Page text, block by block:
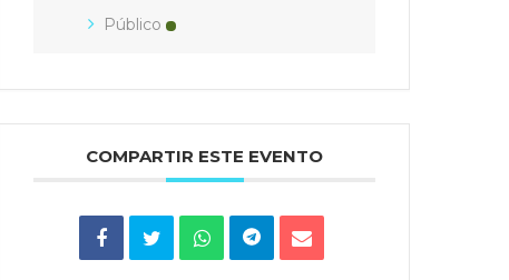
Público
COMPARTIR ESTE EVENTO